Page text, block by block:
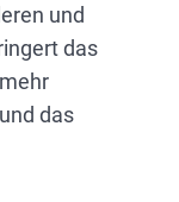
und
das
das